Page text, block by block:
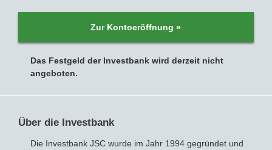
Lexikon
Zinsradar
Statistiken
Impressum
Über uns
Das Festgeld der Investbank wird derzeit nicht
angeboten.
Zur Kontoeröffnung »
Über die Investbank
Die Investbank JSC wurde im Jahr 1994 gegründet und